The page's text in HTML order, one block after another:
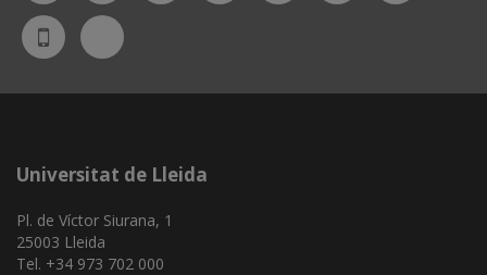
UdL
App
Bluesky
Universitat de Lleida
Pl. de Víctor Siurana, 1
25003 Lleida
Tel. +34 973 702 000